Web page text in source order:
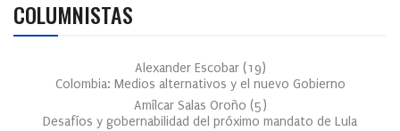
COLUMNISTAS
Alexander Escobar (19)
Colombia: Medios alternativos y el nuevo Gobierno
Amílcar Salas Oroño (5)
Desafíos y gobernabilidad del próximo mandato de Lula